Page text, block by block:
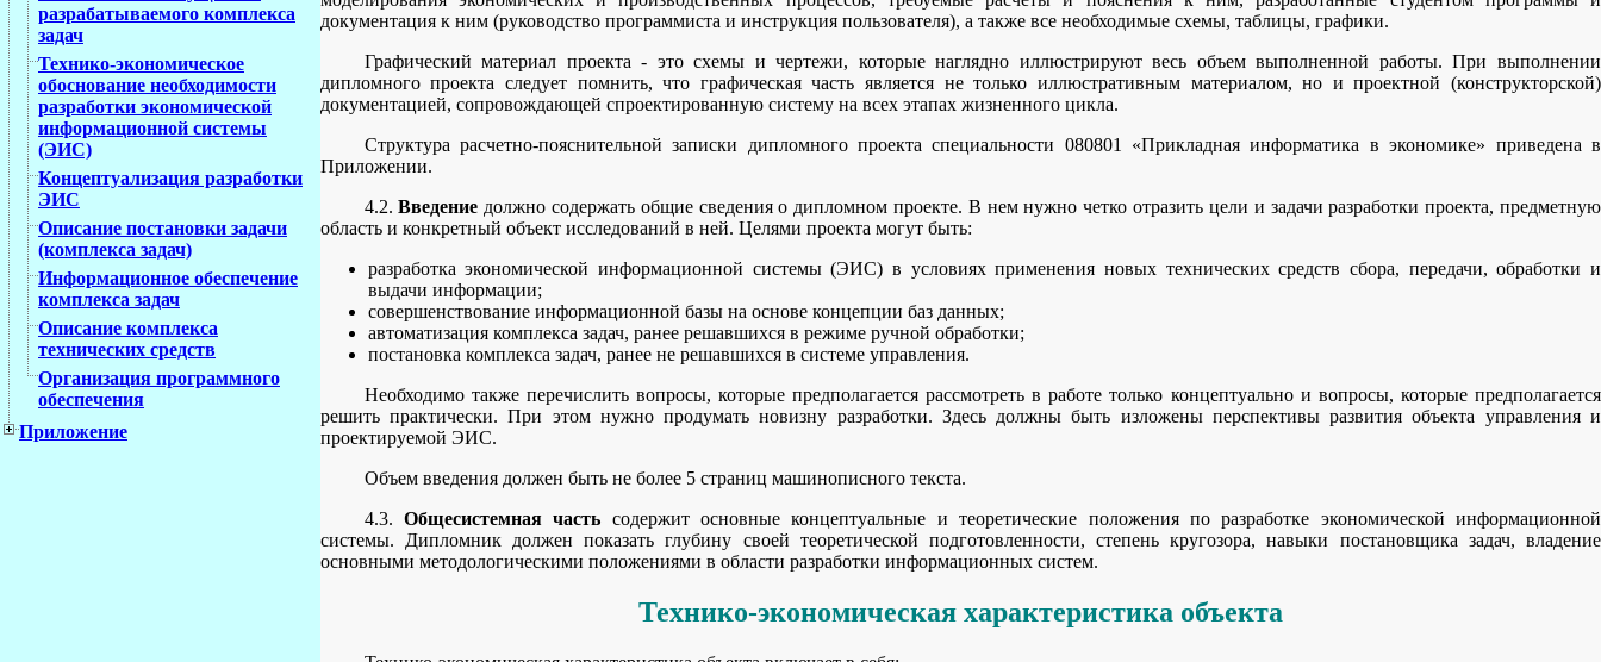
разрабатываемого комплекса
задач
Технико-экономическое
обоснование необходимости
разработки экономической
информационной системы
(ЭИС)
Концептуализация разработки
ЭИС
Описание постановки задачи
(комплекса задач)
Информационное обеспечение
комплекса задач
Описание комплекса
технических средств
Организация программного
обеспечения
Приложение
документация к ним (руководство программиста и инструкция пользователя), а также все необходимые схемы, таблицы, графики.
Графический материал проекта - это схемы и чертежи, которые наглядно иллюстрируют весь объем выполненной работы. При выполнении
дипломного проекта следует помнить, что графическая часть является не только иллюстративным материалом, но и проектной (конструкторской)
документацией, сопровождающей спроектированную систему на всех этапах жизненного цикла.
Структура расчетно-пояснительной записки дипломного проекта специальности 080801 «Прикладная информатика в экономике» приведена в
Приложении.
4.2.Введение должно содержать общие сведения о дипломном проекте. В нем нужно четко отразить цели и задачи разработки проекта, предметную
область и конкретный объект исследований в ней. Целями проекта могут быть:
разработка экономической информационной системы (ЭИС) в условиях применения новых технических средств сбора, передачи, обработки и
выдачи информации;
совершенствование информационной базы на основе концепции баз данных;
автоматизация комплекса задач, ранее решавшихся в режиме ручной обработки;
постановка комплекса задач, ранее не решавшихся в системе управления.
Необходимо также перечислить вопросы, которые предполагается рассмотреть в работе только концептуально и вопросы, которые предполагается
решить практически. При этом нужно продумать новизну разработки. Здесь должны быть изложены перспективы развития объекта управления и
проектируемой ЭИС.
Объем введения должен быть не более 5 страниц машинописного текста.
4.3. Общесистемная часть содержит основные концептуальные и теоретические положения по разработке экономической информационной
системы. Дипломник должен показать глубину своей теоретической подготовленности, степень кругозора, навыки постановщика задач, владение
основными методологическими положениями в области разработки информационных систем.
Технико-экономическая характеристика объекта